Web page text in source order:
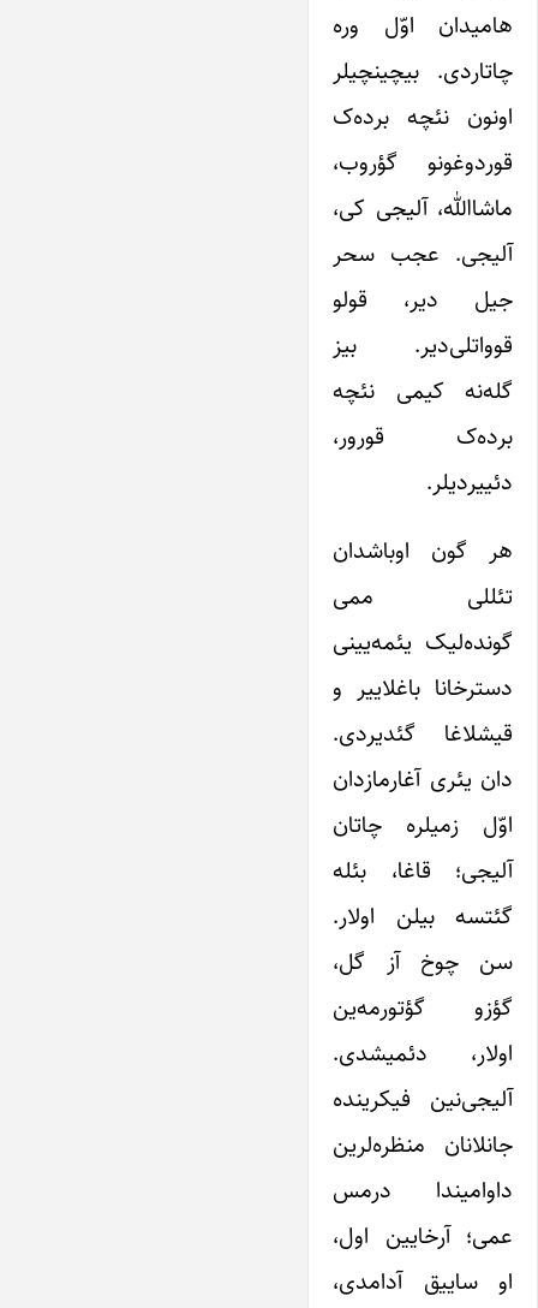
هامیدان اوّل وره
چاتاردی. بیچینچیلر
اونون نئچه برده‌ک
قوردوغونو گؤروب،
ماشاالله، آلیجی کی،
آلیجی. عجب سحر
جیل دیر، قولو
قوواتلی‌دیر. بیز
گله‌‌نه کیمی نئچه
برده‌ک قورور،
دئییردیلر.
هر گون اوباشدان
تئللی ممی
گونده‌لیک یئمه‌یینی
دسترخانا باغلاییر و
قیشلاغا گئدیردی.
دان یئری آغارمازدان
اوّل زمیلره چاتان
آلیجی؛ قاغا، بئله
گئتسه بیلن اولار.
سن چوخ آز گل،
گؤزو گؤتورمه‌ین
اولار، دئمیشدی.
آلیجی‌نین فیکرینده
جانلانان منظره‌لرین
داوامیندا درمس
عمی؛ آرخایین اول،
او ساییق آدامدی،